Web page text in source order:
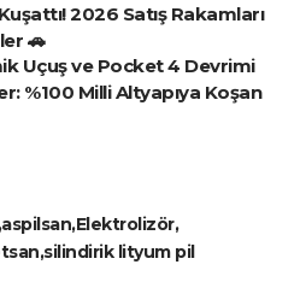
2026 Satış Rakamları
🚗
Uçuş ve Pocket 4 Devrimi
%100 Milli Altyapıya Koşan
aspilsanElektrolizör
silindirik lityum pil